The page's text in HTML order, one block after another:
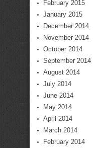
February 2015
January 2015
December 2014
November 2014
October 2014
September 2014
August 2014
July 2014
June 2014
May 2014
April 2014
March 2014
February 2014